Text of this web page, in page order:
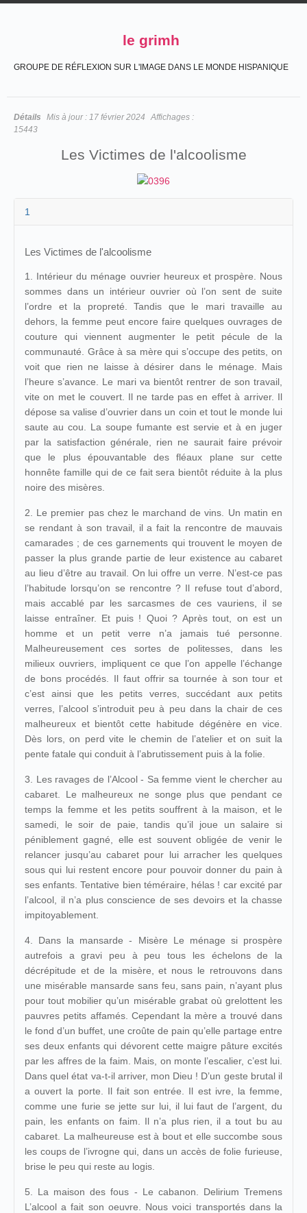
le grimh
GROUPE DE RÉFLEXION SUR L'IMAGE DANS LE MONDE HISPANIQUE
Détails Mis à jour : 17 février 2024
Affichages :
15443
Les Victimes de l'alcoolisme
1
Les Victimes de l'alcoolisme
1. Intérieur du ménage ouvrier heureux et prospère. Nous
sommes dans un intérieur ouvrier où l’on sent de suite
l’ordre et la propreté. Tandis que le mari travaille au
dehors, la femme peut encore faire quelques ouvrages de
couture qui viennent augmenter le petit pécule de la
communauté. Grâce à sa mère qui s’occupe des petits, on
voit que rien ne laisse à désirer dans le ménage. Mais
l’heure s’avance. Le mari va bientôt rentrer de son travail,
vite on met le couvert. Il ne tarde pas en effet à arriver. Il
dépose sa valise d’ouvrier dans un coin et tout le monde lui
saute au cou. La soupe fumante est servie et à en juger
par la satisfaction générale, rien ne saurait faire prévoir
que le plus épouvantable des fléaux plane sur cette
honnête famille qui de ce fait sera bientôt réduite à la plus
noire des misères.
2. Le premier pas chez le marchand de vins. Un matin en
se rendant à son travail, il a fait la rencontre de mauvais
camarades ; de ces garnements qui trouvent le moyen de
passer la plus grande partie de leur existence au cabaret
au lieu d’être au travail. On lui offre un verre. N’est-ce pas
l’habitude lorsqu’on se rencontre ? Il refuse tout d’abord,
mais accablé par les sarcasmes de ces vauriens, il se
laisse entraîner. Et puis ! Quoi ? Après tout, on est un
homme et un petit verre n’a jamais tué personne.
Malheureusement ces sortes de politesses, dans les
milieux ouvriers, impliquent ce que l’on appelle l’échange
de bons procédés. Il faut offrir sa tournée à son tour et
c’est ainsi que les petits verres, succédant aux petits
verres, l’alcool s’introduit peu à peu dans la chair de ces
malheureux et bientôt cette habitude dégénère en vice.
Dès lors, on perd vite le chemin de l’atelier et on suit la
pente fatale qui conduit à l’abrutissement puis à la folie.
3. Les ravages de l’Alcool - Sa femme vient le chercher au
cabaret. Le malheureux ne songe plus que pendant ce
temps la femme et les petits souffrent à la maison, et le
samedi, le soir de paie, tandis qu’il joue un salaire si
péniblement gagné, elle est souvent obligée de venir le
relancer jusqu’au cabaret pour lui arracher les quelques
sous qui lui restent encore pour pouvoir donner du pain à
ses enfants. Tentative bien téméraire, hélas ! car excité par
l’alcool, il n’a plus conscience de ses devoirs et la chasse
impitoyablement.
4. Dans la mansarde - Misère Le ménage si prospère
autrefois a gravi peu à peu tous les échelons de la
décrépitude et de la misère, et nous le retrouvons dans
une misérable mansarde sans feu, sans pain, n’ayant plus
pour tout mobilier qu’un misérable grabat où grelottent les
pauvres petits affamés. Cependant la mère a trouvé dans
le fond d’un buffet, une croûte de pain qu’elle partage entre
ses deux enfants qui dévorent cette maigre pâture excités
par les affres de la faim. Mais, on monte l’escalier, c’est lui.
Dans quel état va-t-il arriver, mon Dieu ! D’un geste brutal il
a ouvert la porte. Il fait son entrée. Il est ivre, la femme,
comme une furie se jette sur lui, il lui faut de l’argent, du
pain, les enfants on faim. Il n’a plus rien, il a tout bu au
cabaret. La malheureuse est à bout et elle succombe sous
les coups de l’ivrogne qui, dans un accès de folie furieuse,
brise le peu qui reste au logis.
5. La maison des fous - Le cabanon. Delirium Tremens
L’alcool a fait son oeuvre. Nous voici transportés dans la